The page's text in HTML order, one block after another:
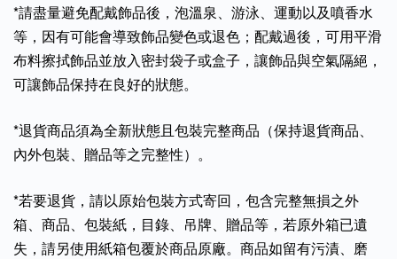
*請盡量避免配戴飾品後，泡溫泉、游泳、運動以及噴香水
等，因有可能會導致飾品變色或退色；配戴過後，可用平滑
布料擦拭飾品並放入密封袋子或盒子，讓飾品與空氣隔絕，
可讓飾品保持在良好的狀態。
*退貨商品須為全新狀態且包裝完整商品（保持退貨商品、
內外包裝、贈品等之完整性）。
*若要退貨，請以原始包裝方式寄回，包含完整無損之外
箱、商品、包裝紙，目錄、吊牌、贈品等，若原外箱已遺
失，請另使用紙箱包覆於商品原廠。商品如留有污漬、磨